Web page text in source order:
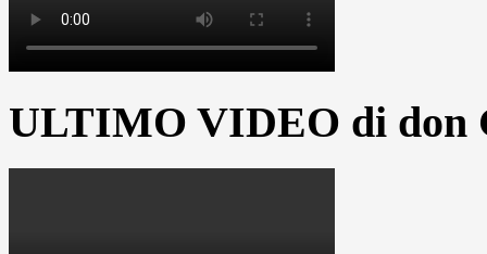
ULTIMO VIDEO di don